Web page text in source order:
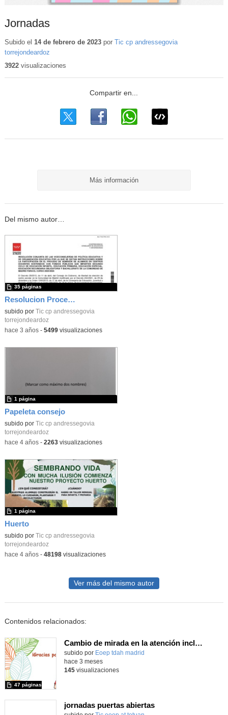
Jornadas
Subido el 14 de febrero de 2023por Tic cp andressegovia
torrejondeardoz
3922visualizaciones
Más información
Del mismo autor…
Resolucion Proceso de admisión
subido por Tic cp andressegovia
torrejondeardoz
35 páginas
-hace 3 años- 5499visualizaciones
Papeleta consejo
subido por Tic cp andressegovia
torrejondeardoz
1 página
-hace 4 años- 2263visualizaciones
Huerto
subido por Tic cp andressegovia
torrejondeardoz
1 página
-hace 4 años- 48198visualizaciones
Ver más del mismo autor
Contenidos relacionados:
Cambio de mirada en la atención inclusiva (Jornadas Parla 2026)
Contenido educativo.
subido por Eoep tdah madrid
47 páginas
hace 3 meses
145visualizaciones
jornadas puertas abiertas